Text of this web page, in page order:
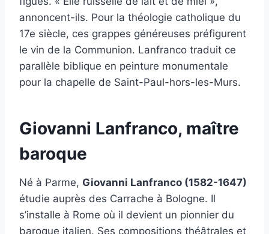
annoncent-ils. Pour la théologie catholique du
17e siècle, ces grappes généreuses préfigurent
le vin de la Communion. Lanfranco traduit ce
parallèle biblique en peinture monumentale
pour la chapelle de Saint-Paul-hors-les-Murs.
Giovanni Lanfranco, maître
baroque
Né à Parme, Giovanni Lanfranco (1582-1647)
étudie auprès des Carrache à Bologne. Il
s’installe à Rome où il devient un pionnier du
baroque italien. Ses compositions théâtrales et